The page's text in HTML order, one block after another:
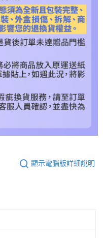
顯示電腦版詳細說明